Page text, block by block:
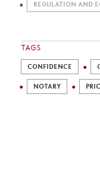
REGULATION AND
TAGS
CONFIDENCE
NOTARY